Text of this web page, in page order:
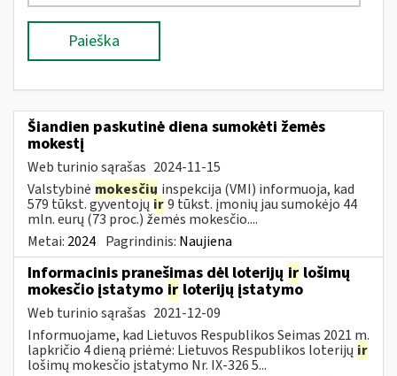
Paieška
Šiandien paskutinė diena sumokėti žemės
mokestį
Web turinio sąrašas 2024-11-15
Valstybinė mokesčių inspekcija (VMI) informuoja, kad
579 tūkst. gyventojųir9 tūkst. įmonių jau sumokėjo 44
mln. eurų (73 proc.) žemės mokesčio....
Metai: 2024 Pagrindinis: Naujiena
Informacinis pranešimas dėl loterijų ir lošimų
mokesčio įstatymo ir loterijų įstatymo
Web turinio sąrašas 2021-12-09
Informuojame, kad Lietuvos Respublikos Seimas 2021 m.
lapkričio 4 dieną priėmė: Lietuvos Respublikos loterijų ir
lošimų mokesčio įstatymo Nr. IX-326 5...